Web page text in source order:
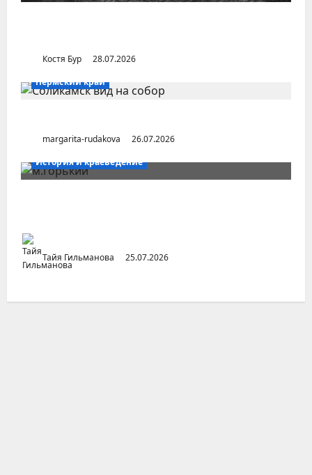
Костя Бур
28.07.2026
Пермский край
margarita-rudakova
26.07.2026
История и краеведение
Тайя Гильманова 25.07.2026